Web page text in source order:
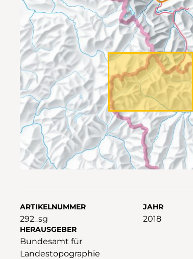
ARTIKELNUMMER
292_sg
JAHR
2018
HERAUSGEBER
Bundesamt für
Landestopographie